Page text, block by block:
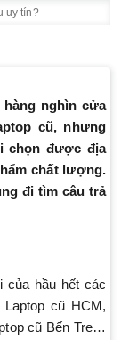
uy tín?
hàng nghìn cửa
cũ, nhưng
chọn được địa
chất lượng.
đi tìm câu trả
của hầu hết các
cũ HCM,
cũ Bến Tre…